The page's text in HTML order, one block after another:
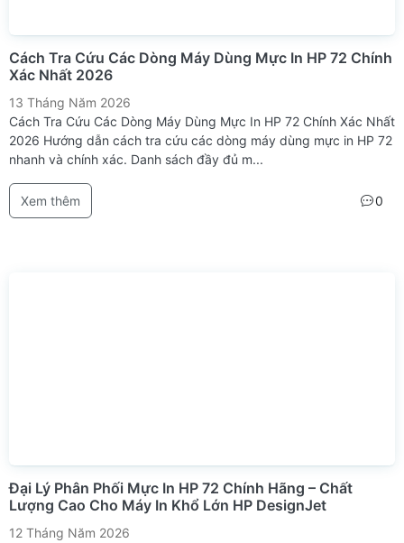
Cách Tra Cứu Các Dòng Máy Dùng Mực In HP 72 Chính
Xác Nhất 2026
13 Tháng Năm 2026
Cách Tra Cứu Các Dòng Máy Dùng Mực In HP 72 Chính Xác Nhất
2026 Hướng dẫn cách tra cứu các dòng máy dùng mực in HP 72
nhanh và chính xác. Danh sách đầy đủ m...
Xem thêm 0
Đại Lý Phân Phối Mực In HP 72 Chính Hãng – Chất
Lượng Cao Cho Máy In Khổ Lớn HP DesignJet
12 Tháng Năm 2026